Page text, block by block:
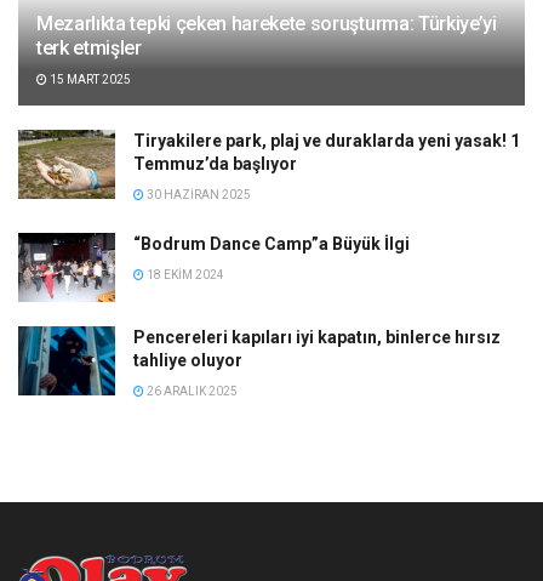
Mezarlıkta tepki çeken harekete soruşturma: Türkiye’yi
terk etmişler
15 MART 2025
Tiryakilere park, plaj ve duraklarda yeni yasak! 1
Temmuz’da başlıyor
30 HAZIRAN 2025
“Bodrum Dance Camp”a Büyük İlgi
18 EKIM 2024
Pencereleri kapıları iyi kapatın, binlerce hırsız
tahliye oluyor
26 ARALIK 2025